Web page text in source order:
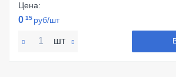
Цена:
0 15 руб/шт
шт